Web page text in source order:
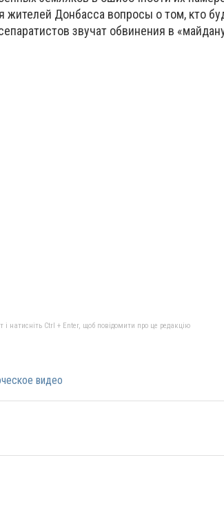
жителей Донбасса вопросы о том, кто
звучат обвинения в
натисніть Ctrl + Enter, щоб повідомити про це редакцію
видео